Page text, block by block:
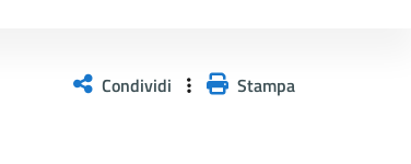
Condividi Stampa